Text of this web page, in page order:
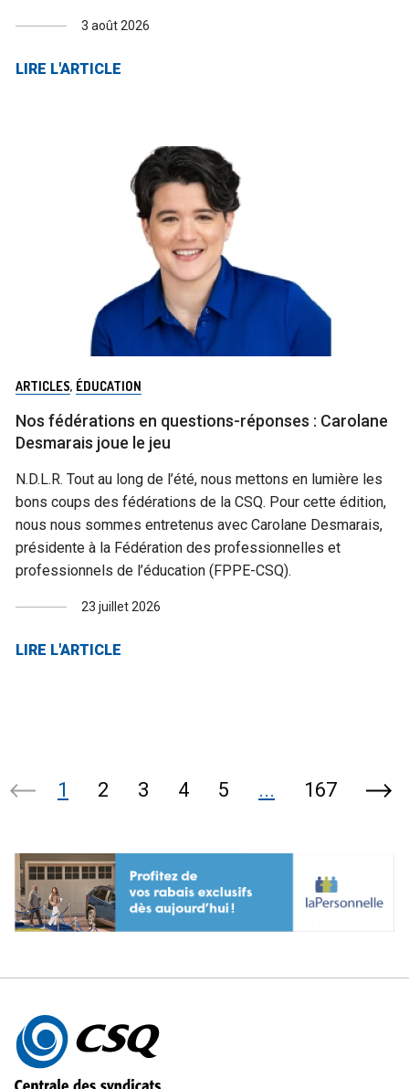
3 août 2026
LIRE L'ARTICLE
ARTICLES, ÉDUCATION
Nos fédérations en questions-réponses : Carolane
Desmarais joue le jeu
N.D.L.R. Tout au long de l’été, nous mettons en lumière les
bons coups des fédérations de la CSQ. Pour cette édition,
nous nous sommes entretenus avec Carolane Desmarais,
présidente à la Fédération des professionnelles et
professionnels de l’éducation (FPPE-CSQ).
23 juillet 2026
LIRE L'ARTICLE
Page
1 2 3 4 5 ... 167
Autres
informations